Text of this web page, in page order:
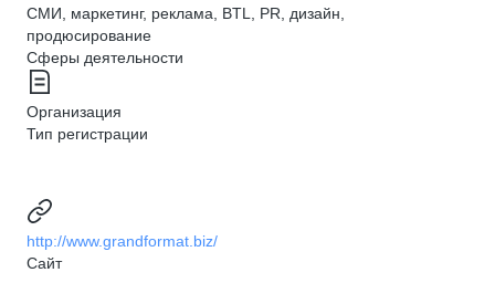
СМИ, маркетинг, реклама, BTL, PR, дизайн,
продюсирование
Сферы деятельности
Организация
Тип регистрации
http://www.grandformat.biz/
Сайт